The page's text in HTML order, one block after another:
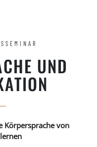
UND
Körpersprache von